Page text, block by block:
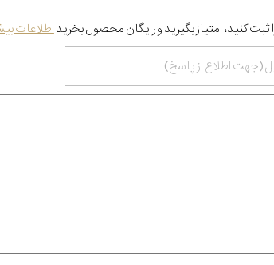
کنید، امتیاز بگیرید و رایگان محصول بخریداطلاعات